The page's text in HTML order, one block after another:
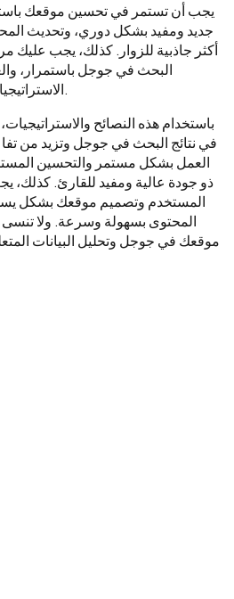
يجب أن تستمر في تحسين موقعك
جديد ومفيد بشكل دوري، وتحديث
أكثر جاذبية للزوار. كذلك، يجب عليك
البحث في جوجل باستمرار،
الاستراتيجيات والنصائح المذكورة أعلاه.
باستخدام هذه النصائح
في نتائج البحث في جوجل وتزيد من
العمل بشكل مستمر والتحسين
ذو جودة عالية ومفيد للقارئ. كذلك،
المستخدم وتصميم موقعك بشكل
المحتوى بسهولة وسرعة. ولا
موقعك في جوجل وتحليل البيانات